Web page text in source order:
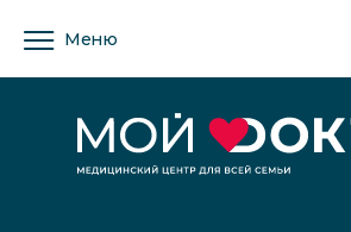
Меню